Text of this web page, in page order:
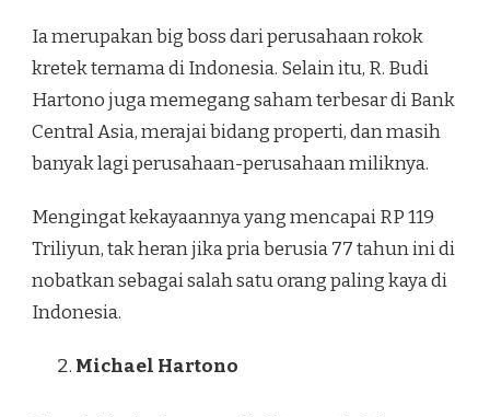
Ia merupakan big boss dari perusahaan rokok
kretek ternama di Indonesia. Selain itu, R. Budi
Hartono juga memegang saham terbesar di Bank
Central Asia, merajai bidang properti, dan masih
banyak lagi perusahaan-perusahaan miliknya.
Mengingat kekayaannya yang mencapai RP 119
Triliyun, tak heran jika pria berusia 77 tahun ini di
nobatkan sebagai salah satu orang paling kaya di
Indonesia.
Michael Hartono